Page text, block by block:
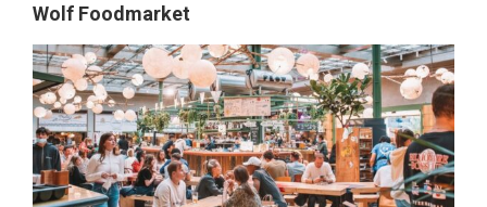
Wolf Foodmarket